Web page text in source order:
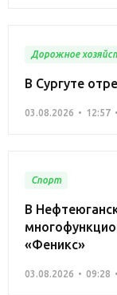
Дорожное
В Сургуте
03.08.2026 12:57
Спорт
В
«Феникс»
03.08.2026 09:28